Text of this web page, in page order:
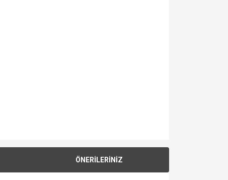
ÖNERİLERİNİZ